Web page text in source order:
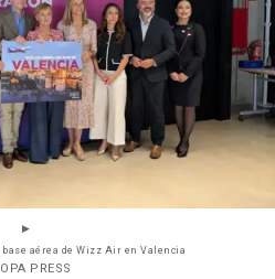
aérea de Wizz Air en Valencia
PRESS